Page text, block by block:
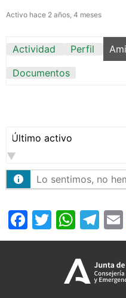
Activo hace 2 años, 4 meses
Actividad Perfil
Documentos
Mostrar:
Lo sentimos, no
Facebook
Twitter